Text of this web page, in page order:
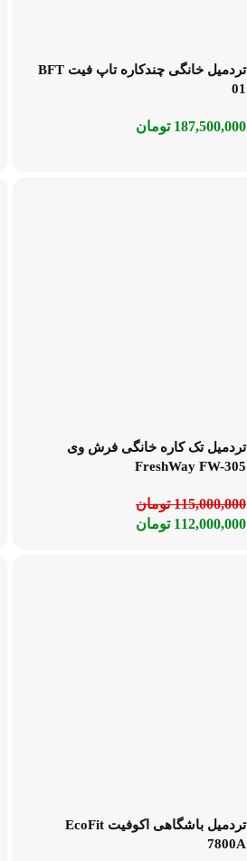
تردمیل خانگی چندکاره تاپ فیت BFT
01
187,500,000 تومان
تردمیل تک کاره خانگی فرش وی
FreshWay FW-305
115,000,000 تومان
112,000,000 تومان
تردمیل باشگاهی اکوفیت EcoFit
7800A